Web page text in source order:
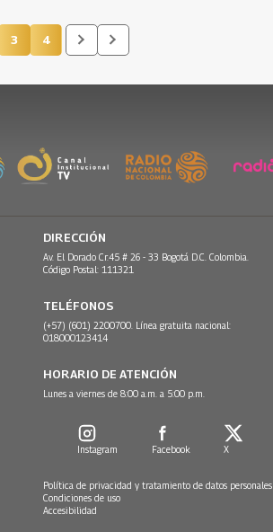
Página
3 Página
4
DIRECCIÓN
Av. El Dorado Cr.45 # 26 - 33 Bogotá D.C. Colombia.
Código Postal: 111321
TELÉFONOS
(+57) (601) 2200700. Línea gratuita nacional:
018000123414
HORARIO DE ATENCIÓN
Lunes a viernes de 8:00 a.m. a 5:00 p.m.
Instagram Facebook X
Política de privacidad y tratamiento de datos personales
Condiciones de uso
Accesibilidad